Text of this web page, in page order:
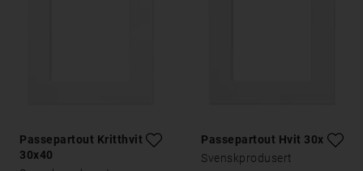
Passepartout Kritthvitt
30x40
Passepartout Hvit 30x40
Svenskprodusert